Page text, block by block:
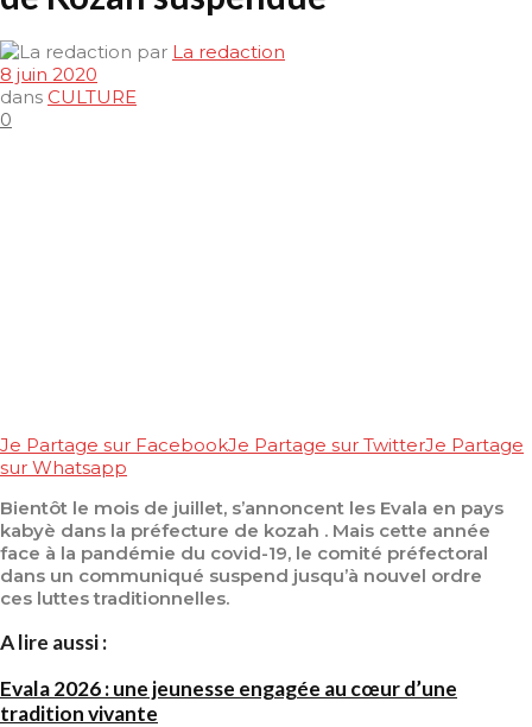
par La redaction
8 juin 2020
dans CULTURE
0
Je Partage sur FacebookJe Partage sur TwitterJe Partage
sur Whatsapp
Bientôt le mois de juillet, s’annoncent les Evala en pays
kabyè dans la préfecture de kozah . Mais cette année
face à la pandémie du covid-19, le comité préfectoral
dans un communiqué suspend jusqu’à nouvel ordre
ces luttes traditionnelles.
A lire aussi :
Evala 2026 : une jeunesse engagée au cœur d’une
tradition vivante